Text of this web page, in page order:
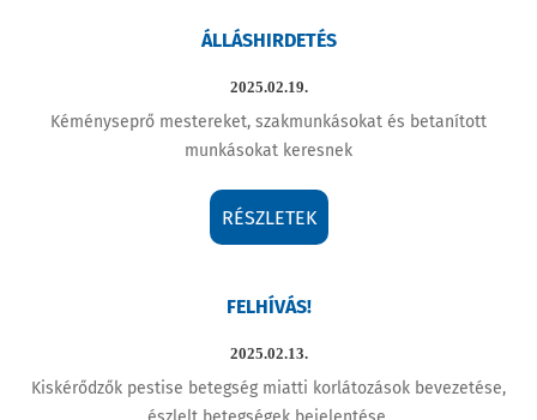
ÁLLÁSHIRDETÉS
2025.02.19.
Kéményseprő mestereket, szakmunkásokat és betanított
munkásokat keresnek
RÉSZLETEK
FELHÍVÁS!
2025.02.13.
Kiskérődzők pestise betegség miatti korlátozások bevezetése,